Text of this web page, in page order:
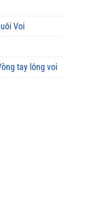
Voi
tay lông voi